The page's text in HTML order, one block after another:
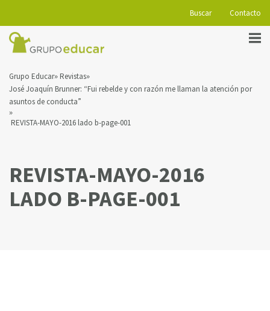
Buscar Contacto
Grupo Educar Revistas
José Joaquín Brunner: “Fui rebelde y con razón me llaman la atención por
asuntos de conducta”
REVISTA-MAYO-2016 lado b-page-001
REVISTA-MAYO-2016
LADO B-PAGE-001